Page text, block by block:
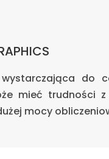
do
mieć trudności
mocy